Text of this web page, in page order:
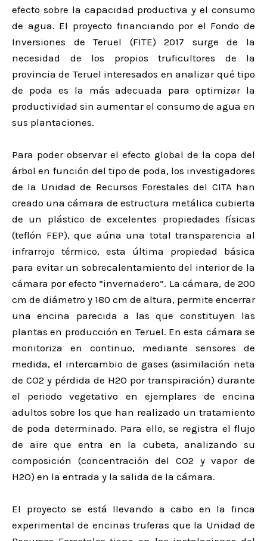
efecto sobre la capacidad productiva y el consumo
de agua. El proyecto financiando por el Fondo de
Inversiones de Teruel (FITE) 2017 surge de la
necesidad de los propios truficultores de la
provincia de Teruel interesados en analizar qué tipo
de poda es la más adecuada para optimizar la
productividad sin aumentar el consumo de agua en
sus plantaciones.
Para poder observar el efecto global de la copa del
árbol en función del tipo de poda, los investigadores
de la Unidad de Recursos Forestales del CITA han
creado una cámara de estructura metálica cubierta
de un plástico de excelentes propiedades físicas
(teflón FEP), que aúna una total transparencia al
infrarrojo térmico, esta última propiedad básica
para evitar un sobrecalentamiento del interior de la
cámara por efecto “invernadero”. La cámara, de 200
cm de diámetro y 180 cm de altura, permite encerrar
una encina parecida a las que constituyen las
plantas en producción en Teruel. En esta cámara se
monitoriza en continuo, mediante sensores de
medida, el intercambio de gases (asimilación neta
de CO2 y pérdida de H2O por transpiración) durante
el periodo vegetativo en ejemplares de encina
adultos sobre los que han realizado un tratamiento
de poda determinado. Para ello, se registra el flujo
de aire que entra en la cubeta, analizando su
composición (concentración del CO2 y vapor de
H2O) en la entrada y la salida de la cámara.
El proyecto se está llevando a cabo en la finca
experimental de encinas truferas que la Unidad de